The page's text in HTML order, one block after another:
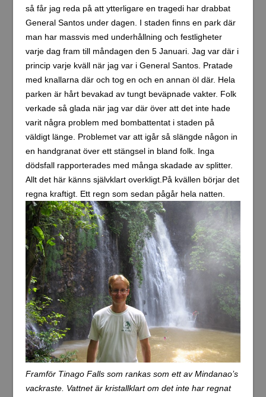
så får jag reda på att ytterligare en tragedi har drabbat
General Santos under dagen. I staden finns en park där
man har massvis med underhållning och festligheter
varje dag fram till måndagen den 5 Januari. Jag var där i
princip varje kväll när jag var i General Santos. Pratade
med knallarna där och tog en och en annan öl där. Hela
parken är hårt bevakad av tungt beväpnade vakter. Folk
verkade så glada när jag var där över att det inte hade
varit några problem med bombattentat i staden på
väldigt länge. Problemet var att igår så slängde någon in
en handgranat över ett stängsel in bland folk. Inga
dödsfall rapporterades med många skadade av splitter.
Allt det här känns självklart overkligt.På kvällen börjar det
regna kraftigt. Ett regn som sedan pågår hela natten.
Framför Tinago Falls som rankas som ett av Mindanao’s
vackraste. Vattnet är kristallklart om det inte har regnat